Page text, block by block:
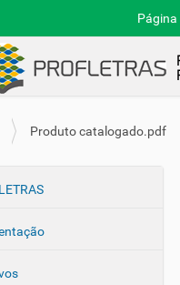
Página
Busca
Produto catalogado.pdf